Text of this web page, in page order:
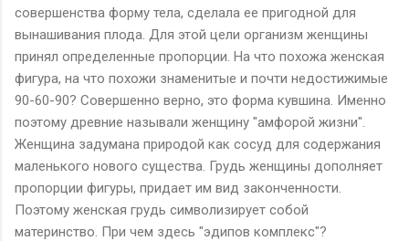
совершенства форму тела, сделала ее пригодной для
вынашивания плода. Для этой цели организм женщины
принял определенные пропорции. На что похожа женская
фигура, на что похожи знаменитые и почти недостижимые
90-60-90? Совершенно верно, это форма кувшина. Именно
поэтому древние называли женщину "амфорой жизни".
Женщина задумана природой как сосуд для содержания
маленького нового существа. Грудь женщины дополняет
пропорции фигуры, придает им вид законченности.
Поэтому женская грудь символизирует собой
материнство. При чем здесь "эдипов комплекс"?